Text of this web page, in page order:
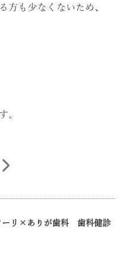
方も少なくないため、
。
ーリ×ありが歯科 歯科健診